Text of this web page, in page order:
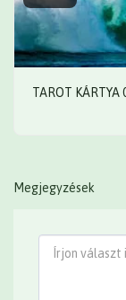
TAROT KÁRTYA
Megjegyzések